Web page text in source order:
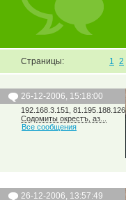
Страницы: 1 2
26-12-2006, 15:18:00
192.168.3.151, 81.195.188.126
Содомиты окрестъ, аз...
Все сообщения
26-12-2006, 13:57:49